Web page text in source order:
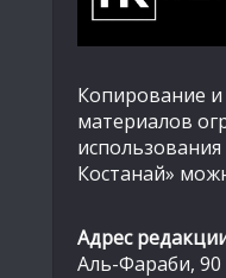
Копирование и
материалов
Костанай»
Адрес
Аль-Фараби, 90